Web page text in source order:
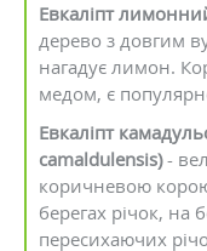
Евкаліпт
дерево з довгим
нагадує лимон.
медом, є
Евкаліпт
camaldulensis)-
коричневою
берегах річок, на
пересихаючих